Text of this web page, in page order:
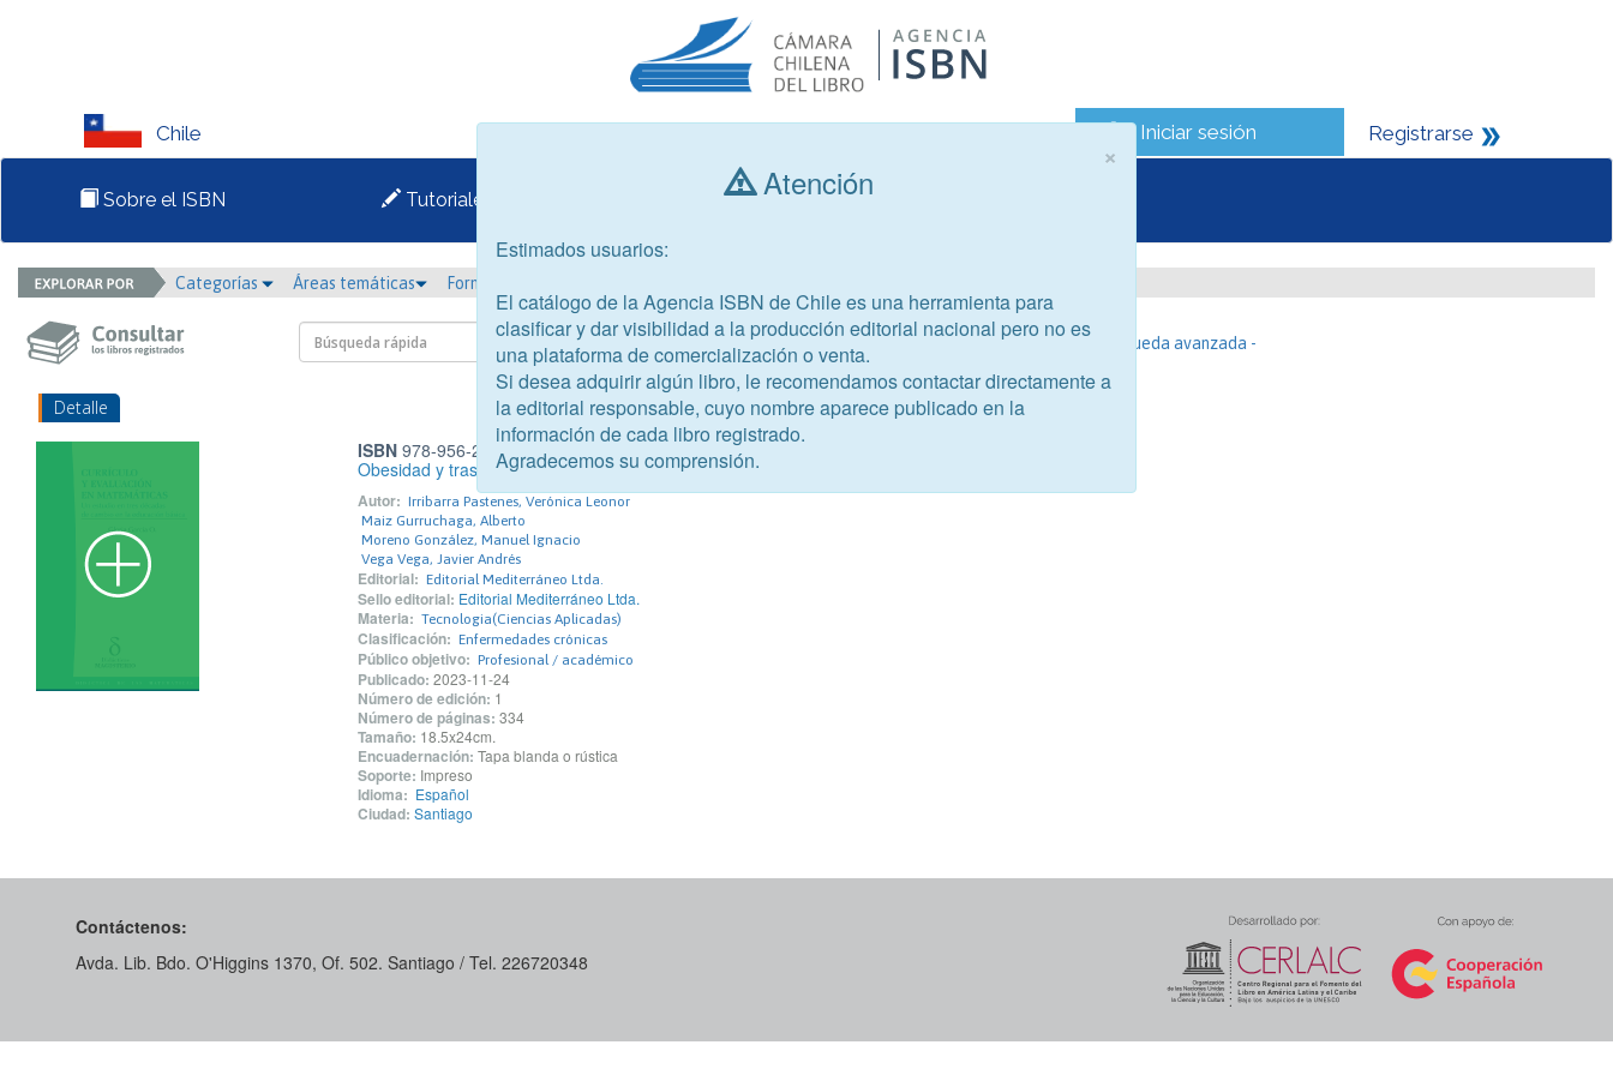
Chile Iniciar sesión Registrarse
Sobre el ISBN Tutoriales Consultar libros
Categorías Áreas temáticas Formato
- Búsqueda avanzada -
Detalle
ISBN978-956-220-450-7
Obesidad y trastornos de la conducta alimentaria
Autor: Irribarra Pastenes, Verónica Leonor
Maiz Gurruchaga, Alberto
Moreno González, Manuel Ignacio
Vega Vega, Javier Andrés
Editorial: Editorial Mediterráneo Ltda.
Sello editorial: Editorial Mediterráneo Ltda.
Materia: Tecnologia(Ciencias Aplicadas)
Clasificación: Enfermedades crónicas
Público objetivo: Profesional / académico
Publicado: 2023-11-24
Número de edición: 1
Número de páginas: 334
Tamaño: 18.5x24cm.
Encuadernación: Tapa blanda o rústica
Soporte: Impreso
Idioma: Español
Ciudad: Santiago
Contáctenos:
Avda. Lib. Bdo. O'Higgins 1370, Of. 502. Santiago / Tel. 226720348
×
Atención
Estimados usuarios:
El catálogo de la Agencia ISBN de Chile es una herramienta para
clasificar y dar visibilidad a la producción editorial nacional pero no es
una plataforma de comercialización o venta.
Si desea adquirir algún libro, le recomendamos contactar directamente a
la editorial responsable, cuyo nombre aparece publicado en la
información de cada libro registrado.
Agradecemos su comprensión.